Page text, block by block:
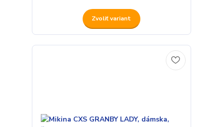
Zvoliť variant